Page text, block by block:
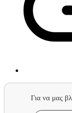
Για να μας